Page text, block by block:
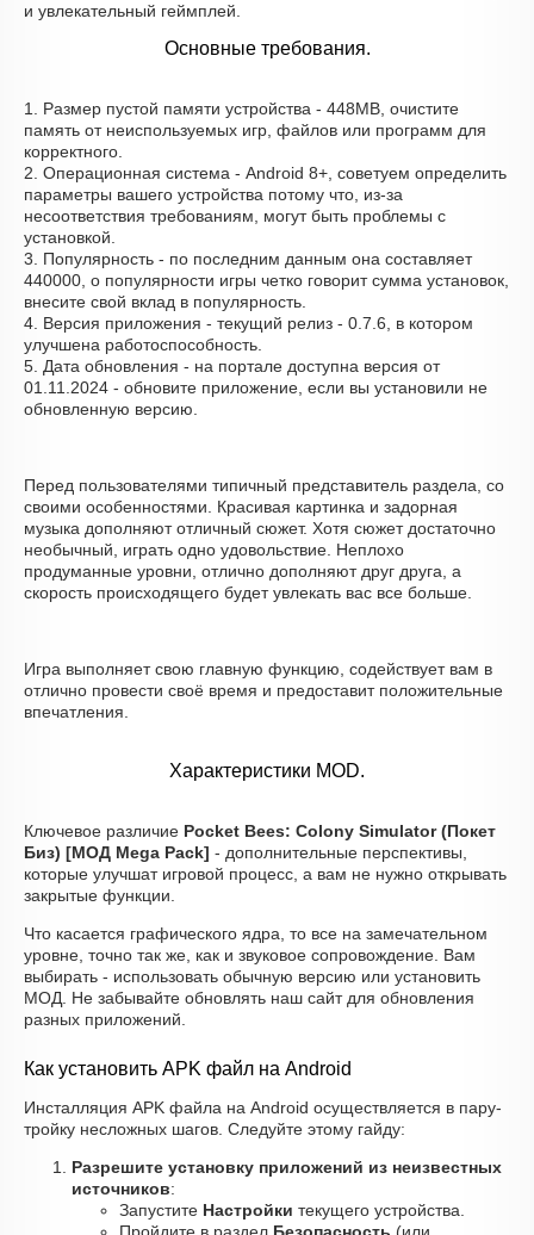
и увлекательный геймплей.
Основные требования.
1. Размер пустой памяти устройства - 448MB, очистите
память от неиспользуемых игр, файлов или программ для
корректного.
2. Операционная система - Android 8+, советуем определить
параметры вашего устройства потому что, из-за
несоответствия требованиям, могут быть проблемы с
установкой.
3. Популярность - по последним данным она составляет
440000, о популярности игры четко говорит сумма установок,
внесите свой вклад в популярность.
4. Версия приложения - текущий релиз - 0.7.6, в котором
улучшена работоспособность.
5. Дата обновления - на портале доступна версия от
01.11.2024 - обновите приложение, если вы установили не
обновленную версию.
Перед пользователями типичный представитель раздела, со
своими особенностями. Красивая картинка и задорная
музыка дополняют отличный сюжет. Хотя сюжет достаточно
необычный, играть одно удовольствие. Неплохо
продуманные уровни, отлично дополняют друг друга, а
скорость происходящего будет увлекать вас все больше.
Игра выполняет свою главную функцию, содействует вам в
отлично провести своё время и предоставит положительные
впечатления.
Характеристики MOD.
Ключевое различие Pocket Bees: Colony Simulator (Покет
Биз) [МОД Mega Pack] - дополнительные перспективы,
которые улучшат игровой процесс, а вам не нужно открывать
закрытые функции.
Что касается графического ядра, то все на замечательном
уровне, точно так же, как и звуковое сопровождение. Вам
выбирать - использовать обычную версию или установить
МОД. Не забывайте обновлять наш сайт для обновления
разных приложений.
Как установить APK файл на Android
Инсталляция APK файла на Android осуществляется в пару-
тройку несложных шагов. Следуйте этому гайду:
Разрешите установку приложений из неизвестных
источников:
Запустите Настройки текущего устройства.